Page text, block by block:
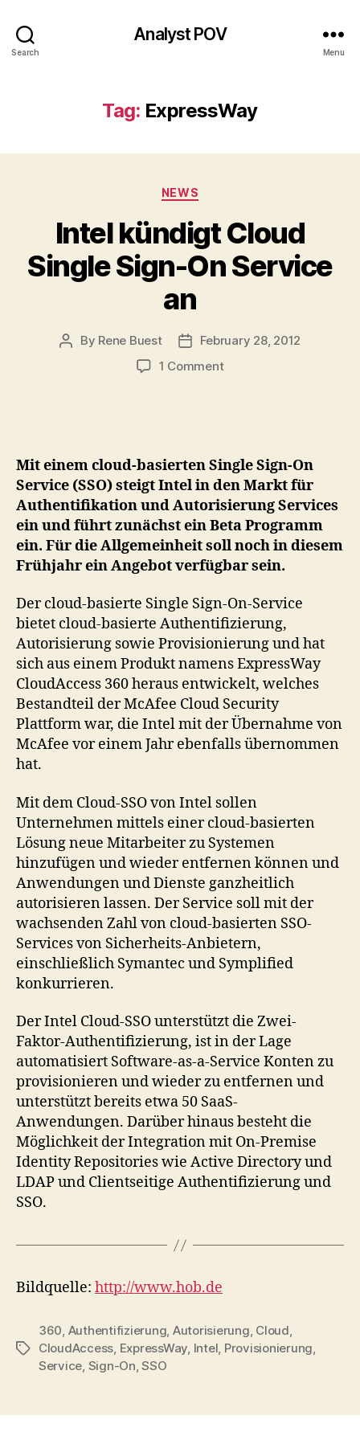
Search
Analyst POV
Menu
Tag: ExpressWay
Categories
NEWS
Intel kündigt Cloud
Single Sign-On Service
an
Post
By Rene Buest
PostFebruary 28, 2012
1 Commenton
On
Service
an
Mit einem cloud-basierten Single Sign-On
Service (SSO) steigt Intel in den Markt für
Authentifikation und Autorisierung Services
ein und führt zunächst ein Beta Programm
ein. Für die Allgemeinheit soll noch in diesem
Frühjahr ein Angebot verfügbar sein.
Der cloud-basierte Single Sign-On-Service
bietet cloud-basierte Authentifizierung,
Autorisierung sowie Provisionierung und hat
sich aus einem Produkt namens ExpressWay
CloudAccess 360 heraus entwickelt, welches
Bestandteil der McAfee Cloud Security
Plattform war, die Intel mit der Übernahme von
McAfee vor einem Jahr ebenfalls übernommen
hat.
Mit dem Cloud-SSO von Intel sollen
Unternehmen mittels einer cloud-basierten
Lösung neue Mitarbeiter zu Systemen
hinzufügen und wieder entfernen können und
Anwendungen und Dienste ganzheitlich
autorisieren lassen. Der Service soll mit der
wachsenden Zahl von cloud-basierten SSO-
Services von Sicherheits-Anbietern,
einschließlich Symantec und Symplified
konkurrieren.
Der Intel Cloud-SSO unterstützt die Zwei-
Faktor-Authentifizierung, ist in der Lage
automatisiert Software-as-a-Service Konten zu
provisionieren und wieder zu entfernen und
unterstützt bereits etwa 50 SaaS-
Anwendungen. Darüber hinaus besteht die
Möglichkeit der Integration mit On-Premise
Identity Repositories wie Active Directory und
LDAP und Clientseitige Authentifizierung und
SSO.
Bildquelle: http://www.hob.de
Tags
360, Authentifizierung, Autorisierung, Cloud,
CloudAccess, ExpressWay, Intel, Provisionierung,
Service, Sign-On,SSO